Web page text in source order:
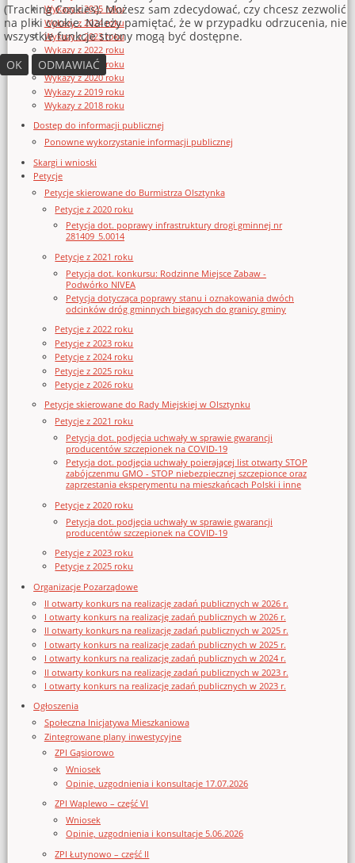
Wykazy z 2025 roku
Wykazy z 2024 roku
Wykazy z 2023 roku
Wykazy z 2022 roku
Wykazy z 2021 roku
Wykazy z 2020 roku
Wykazy z 2019 roku
Wykazy z 2018 roku
Dostęp do informacji publicznej
Ponowne wykorzystanie informacji publicznej
Skargi i wnioski
Petycje
Petycje skierowane do Burmistrza Olsztynka
Petycje z 2020 roku
Petycja dot. poprawy infrastruktury drogi gminnej nr
281409_5.0014
Petycje z 2021 roku
Petycja dot. konkursu: Rodzinne Miejsce Zabaw -
Podwórko NIVEA
Petycja dotycząca poprawy stanu i oznakowania dwóch
odcinków dróg gminnych biegących do granicy gminy
Petycje z 2022 roku
Petycje z 2023 roku
Petycje z 2024 roku
Petycje z 2025 roku
Petycje z 2026 roku
Petycje skierowane do Rady Miejskiej w Olsztynku
Petycje z 2021 roku
Petycja dot. podjęcia uchwały w sprawie gwarancji
producentów szczepionek na COVID-19
Petycja dot. podjęcia uchwały poierającej list otwarty STOP
zabójczenmu GMO - STOP niebezpiecznej szczepionce oraz
zaprzestania eksperymentu na mieszkańcach Polski i inne
Petycje z 2020 roku
Petycja dot. podjęcia uchwały w sprawie gwarancji
producentów szczepionek na COVID-19
Petycje z 2023 roku
Petycje z 2025 roku
Organizacje Pozarządowe
II otwarty konkurs na realizację zadań publicznych w 2026 r.
I otwarty konkurs na realizację zadań publicznych w 2026 r.
II otwarty konkurs na realizację zadań publicznych w 2025 r.
I otwarty konkurs na realizację zadań publicznych w 2025 r.
I otwarty konkurs na realizację zadań publicznych w 2024 r.
II otwarty konkurs na realizację zadań publicznych w 2023 r.
I otwarty konkurs na realizację zadań publicznych w 2023 r.
Ogłoszenia
Społeczna Inicjatywa Mieszkaniowa
Zintegrowane plany inwestycyjne
ZPI Gąsiorowo
Wniosek
Opinie, uzgodnienia i konsultacje 17.07.2026
ZPI Waplewo – część VI
Wniosek
Opinie, uzgodnienia i konsultacje 5.06.2026
ZPI Łutynowo – część II
(Tracking Cookies). Możesz sam zdecydować, czy chcesz zezwolić
na pliki cookie. Należy pamiętać, że w przypadku odrzucenia, nie
wszystkie funkcje strony mogą być dostępne.
OK
ODMAWIAĆ